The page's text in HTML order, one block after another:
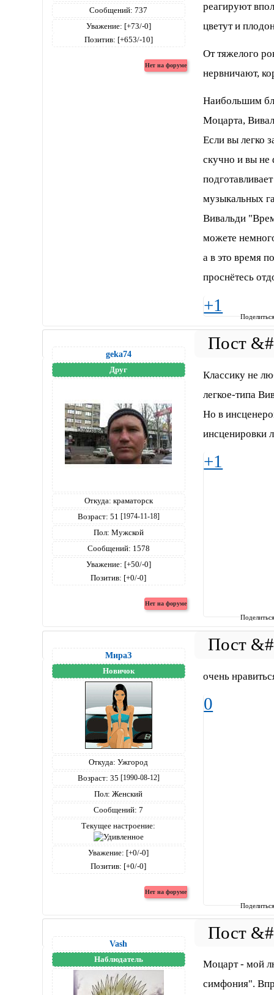
Сообщений: 737
Уважение: [+73/-0]
Позитив: [+653/-10]
реагируют
цветут и
От тяжелого
нервничают,
Наибольшим
Моцарта,
Если вы легко
скучно и вы не
музыкальных
Вивальди
можете
а в это время
проснётесь
+1
geka74
Друг
Откуда: краматорск
Возраст: 51 [1974-11-18]
Пол: Мужской
Сообщений: 1578
Уважение: [+50/-0]
Позитив: [+0/-0]
Классику не
легкое-типа
Но в
инсценировки
+1
МираЗ
Новичок
Откуда: Ужгород
Возраст: 35 [1990-08-12]
Пол: Женский
Сообщений: 7
Текущее настроение:
Уважение: [+0/-0]
Позитив: [+0/-0]
очень
0
Vash
Наблюдатель
Моцарт - мой
симфония".